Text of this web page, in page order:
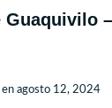
Guaquivilo
agosto 12, 2024